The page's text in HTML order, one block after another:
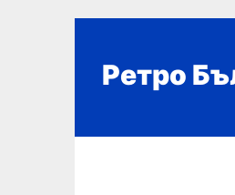
Ретро